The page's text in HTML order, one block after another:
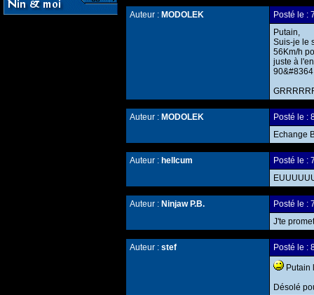
Auteur : MODOLEK
Posté le
Putain,
Suis-je le
56Km/h
juste à
Auteur : MODOLEK
Posté le
Echange
Auteur : hellcum
Posté le
Auteur : Ninjaw P.B.
Posté le
J'te promet
Auteur : stef Posté le
Putain
Désolé